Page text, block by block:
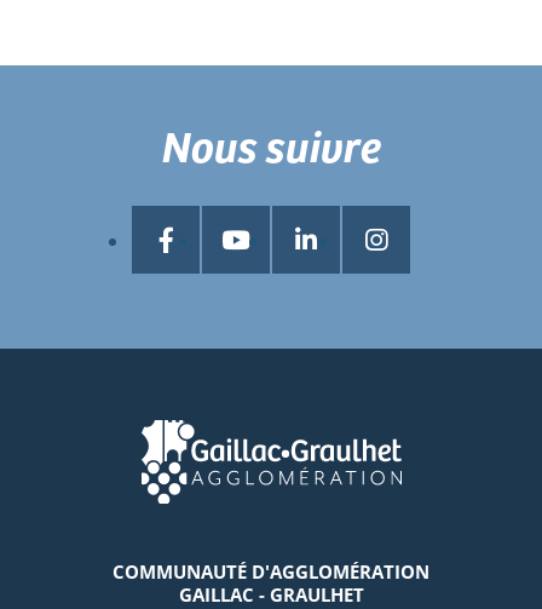
COMMUNAUTÉ D'AGGLOMÉRATION
GAILLAC - GRAULHET
Nous suivre